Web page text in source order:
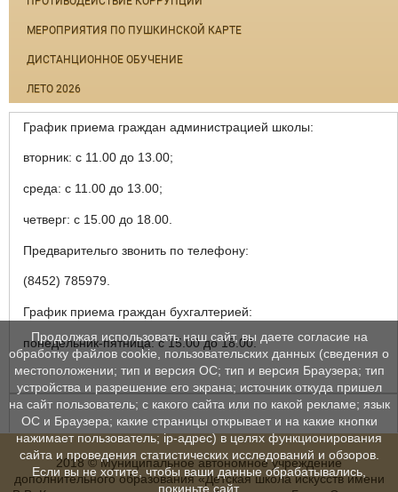
МЕРОПРИЯТИЯ ПО ПУШКИНСКОЙ КАРТЕ
ДИСТАНЦИОННОЕ ОБУЧЕНИЕ
ЛЕТО 2026
График приема граждан администрацией школы:
вторник: с 11.00 до 13.00;
среда: с 11.00 до 13.00;
четверг: с 15.00 до 18.00.
Предварительго звонить по телефону:
(8452) 785979.
График приема граждан бухгалтерией:
понедельник-пятница: с 15.00 до 18.00.
2018 © Муниципальное автономное учреждение
дополнительного образования «Детская школа искусств имени
Продолжая использовать наш сайт, вы даете согласие на
обработку файлов cookie, пользовательских данных (сведения о
местоположении; тип и версия ОС; тип и версия Браузера; тип
устройства и разрешение его экрана; источник откуда пришел
на сайт пользователь; с какого сайта или по какой рекламе; язык
ОС и Браузера; какие страницы открывает и на какие кнопки
нажимает пользователь; ip-адрес) в целях функционирования
сайта и проведения статистических исследований и обзоров.
Если вы не хотите, чтобы ваши данные обрабатывались,
покиньте сайт.